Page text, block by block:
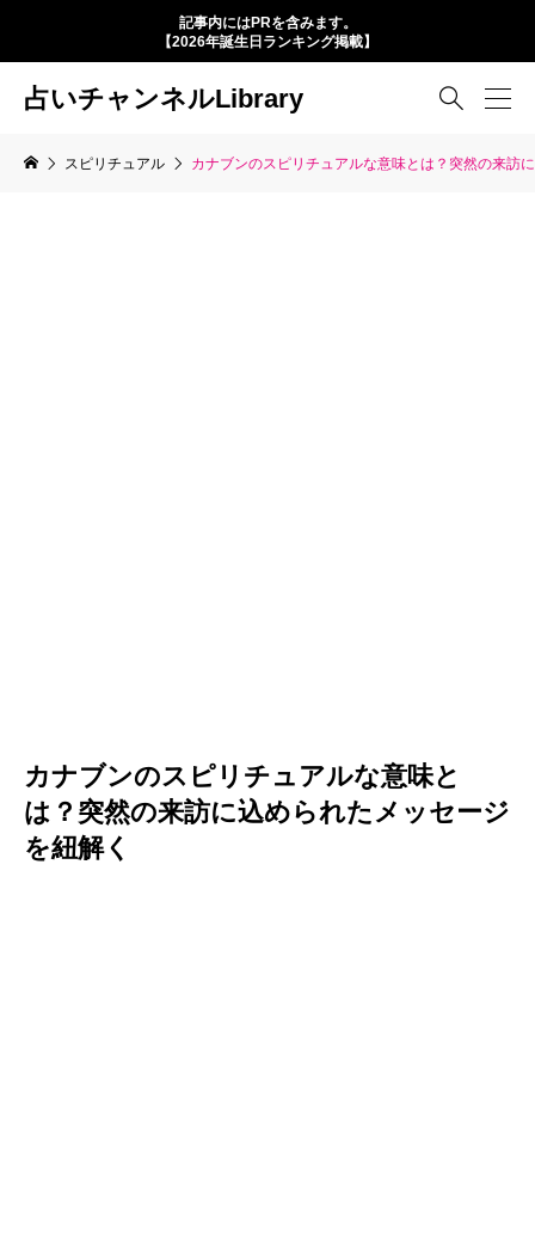
記事内にはPRを含みます。
【2026年誕生日ランキング掲載】
占いチャンネルLibrary 
スピリチュアル カナブンのスピリチュアルな意味とは？突然の来訪
カナブンのスピリチュアルな意味と
は？突然の来訪に込められたメッセージ
を紐解く